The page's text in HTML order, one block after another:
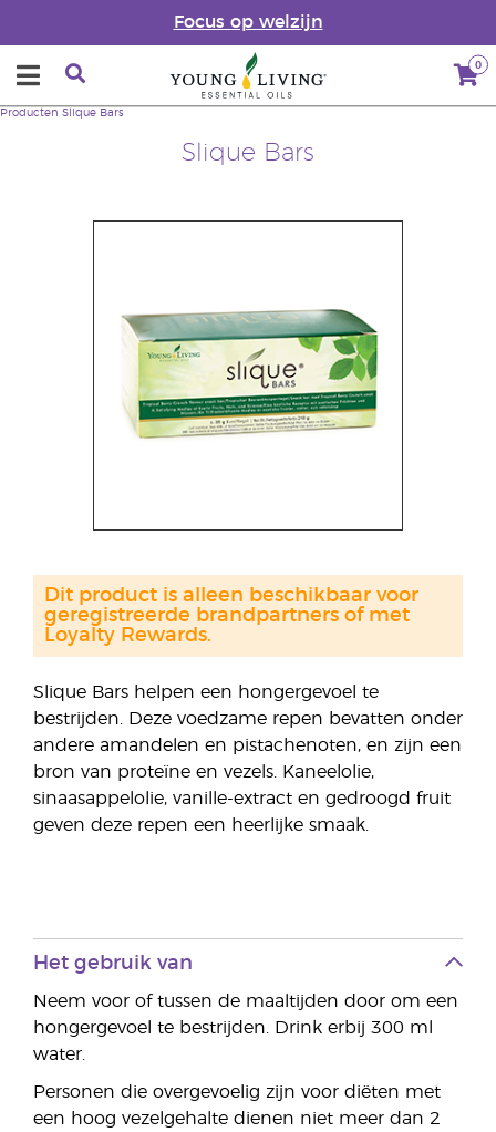
Focus op welzijn
0
Slique Bars
Producten Slique Bars
Slique Bars helpen een hongergevoel te
bestrijden. Deze voedzame repen bevatten onder
andere amandelen en pistachenoten, en zijn een
bron van proteïne en vezels. Kaneelolie,
sinaasappelolie, vanille-extract en gedroogd fruit
geven deze repen een heerlijke smaak.
Dit product is alleen beschikbaar voor
geregistreerde brandpartners of met
Loyalty Rewards.
Het gebruik van
Neem voor of tussen de maaltijden door om een
hongergevoel te bestrijden. Drink erbij 300 ml
water.
Personen die overgevoelig zijn voor diëten met
een hoog vezelgehalte dienen niet meer dan 2